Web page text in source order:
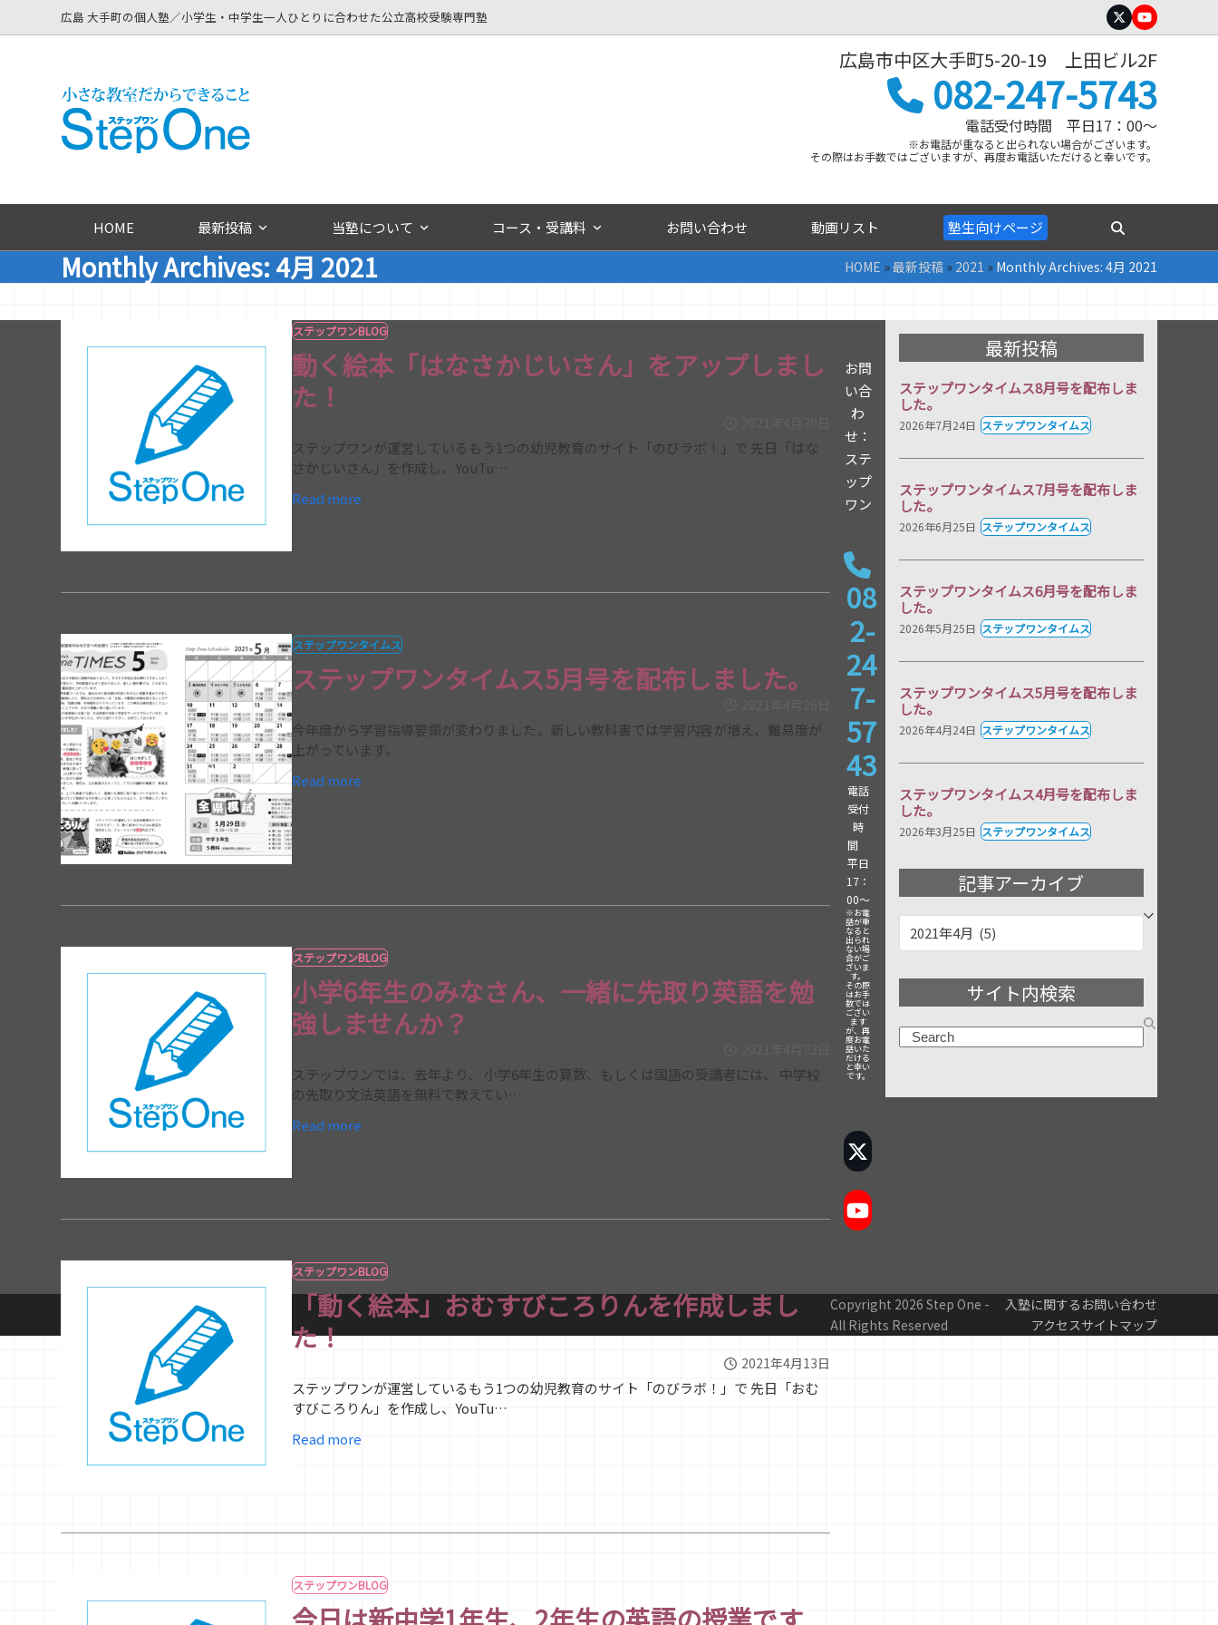
to
広島 大手町の個人塾／小学生・中学生一人ひとりに合わせた公立高校受験専門塾 TwitterYouTube
広島市中区大手町5-20-19 上田ビル2F
082-247-5743
電話受付時間 平日17：00～
※お電話が重なると出られない場合がございます。
その際はお手数ではございますが、再度お電話いただけると幸いです。
HOME 最新投稿 当塾について コース・受講料 お問い合わせ 動画リスト 塾生向けページ
Monthly Archives: 4月 2021 HOME »最新投稿» 2021 » Monthly Archives: 4月 2021
ステップワンBLOG
動く絵本「はなさかじいさん」をアップしまし
た！
ステップワンが運営しているもう1つの幼児教育のサイト「のびラボ！」で 先日「はな
さかじいさん」を作成し、YouTu…
Read more
ステップワンタイムス
ステップワンタイムス5月号を配布しました。
今年度から学習指導要領が変わりました。新しい教科書では学習内容が増え、難易度が
上がっています。
Read more
ステップワンBLOG
小学6年生のみなさん、一緒に先取り英語を勉
強しませんか？
ステップワンでは、去年より、 小学6年生の算数、もしくは国語の受講者には、 中学校
の先取り文法英語を無料で教えてい…
Read more
ステップワンBLOG
「動く絵本」おむすびころりんを作成しまし
た！
2021年4月13日
ステップワンが運営しているもう1つの幼児教育のサイト「のびラボ！」で 先日「おむ
すびころりん」を作成し、YouTu…
Read more
ステップワンBLOG
最新投稿
ステップワンタイムス8月号を配布しま
した。
2026年7月24日 ステップワンタイムス
ステップワンタイムス7月号を配布しま
した。
2026年6月25日 ステップワンタイムス
ステップワンタイムス6月号を配布しま
した。
2026年5月25日 ステップワンタイムス
ステップワンタイムス5月号を配布しま
した。
2026年4月24日 ステップワンタイムス
ステップワンタイムス4月号を配布しま
した。
2026年3月25日 ステップワンタイムス
記事アーカイブ
記
事
サイト内検索
お問
い合
わ
せ：
ステ
ップ
ワン
08
2-
24
7-
57
43
電話
受付
時
間
平日
17：
00～
※お電
話が重
なると
出られ
ない場
合がご
ざいま
す。
その際
はお手
数では
ござい
ます
が、再
度お電
話いた
だける
と幸い
です。
Twitter
YouTube
Copyright 2026 Step One -
All Rights Reserved
入塾に関するお問い合わせ
アクセスサイトマップ